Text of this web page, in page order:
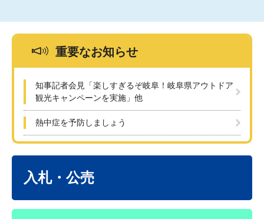
重要なお知らせ
知事記者会見「楽しすぎるぞ岐阜！岐阜県アウトドア
観光キャンペーンを実施」他
熱中症を予防しましょう
入札・公売